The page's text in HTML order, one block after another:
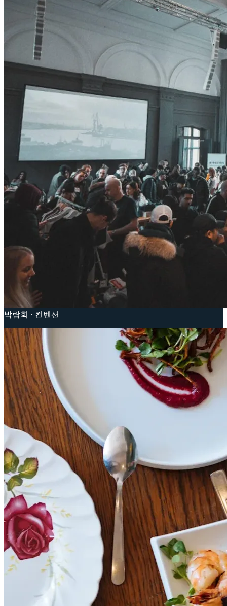
박람회 · 컨벤션